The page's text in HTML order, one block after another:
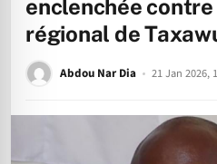
enclenchée
régional de
Abdou Nar Dia 21 Jan 2026,